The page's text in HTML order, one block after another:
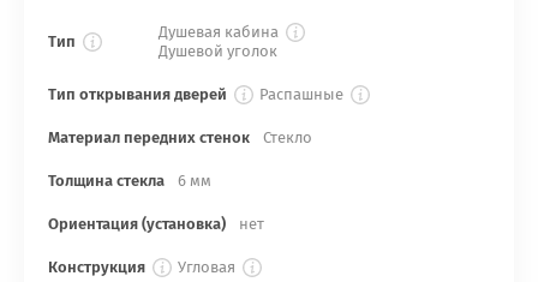
Тип
Душевая кабина
Душевой уголок
Тип открывания дверей Распашные
Материал передних стенок Стекло
Толщина стекла 6 мм
Ориентация (установка) нет
Конструкция Угловая